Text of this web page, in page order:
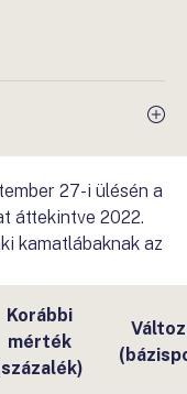
27-i ülésén a
áttekintve 2022.
kamatlábaknak az
Korábbi
mérték